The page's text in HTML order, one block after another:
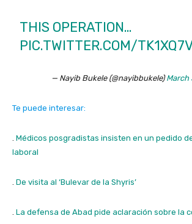
THIS OPERATION…
PIC.TWITTER.COM/
— Nayib Bukele (@nayibbukele)March
Te puede interesar:
Médicos posgradistas insisten en un pedido
laboral
De visita al ‘Bulevar de la Shyris’
La defensa de Abad pide aclaración sobre la